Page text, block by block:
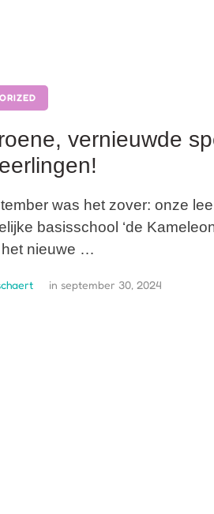
vernieuwde
was het zover: onze
basisschool ‘de
nieuwe …
in september 30, 2024